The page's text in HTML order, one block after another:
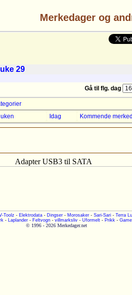
Merkedager og
Gå til flg. dag
Idag Kommende
Adapter USB3 til SATA
Toolz - Elektrodata- Dingser- Morosaker- Sari-Sari- Terra
- Laplander - Feltvogn - villmarksliv - Uformelt - Prikk -
© 1996 - 2026 Merkedager.net